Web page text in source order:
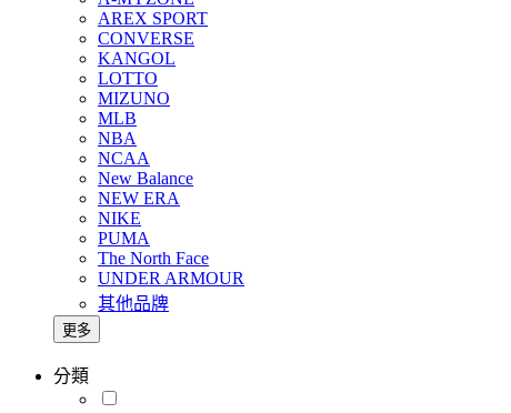
AREX SPORT
CONVERSE
KANGOL
LOTTO
MIZUNO
MLB
NBA
NCAA
New Balance
NEW ERA
NIKE
PUMA
The North Face
UNDER ARMOUR
其他品牌
更多
分類